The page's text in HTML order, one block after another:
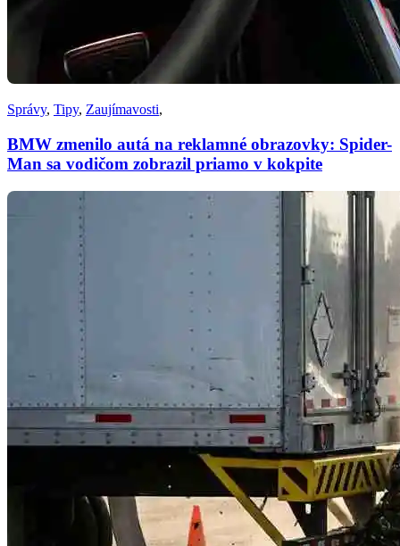
Správy, Tipy, Zaujímavosti,
BMW zmenilo autá na reklamné obrazovky: Spider-
Man sa vodičom zobrazil priamo v kokpite